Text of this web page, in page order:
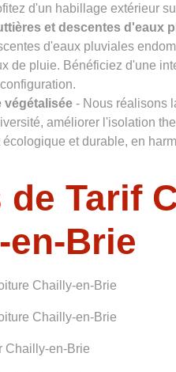
d'un habillage extérieur
et descentes d'eaux
d'eaux pluviales
de pluie. Bénéficiez d'une
végétalisée - Nous réalisons
améliorer l'isolation
écologique et durable, en
de Tarif
Brie